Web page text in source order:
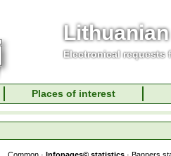
Electronical requests
Places of interest